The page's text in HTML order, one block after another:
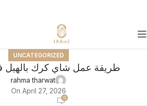
UNCATEGORIZED
طريقة عمل شاي كرك بالهيل في 5
‪rahma tharwat‬‏
On April 27, 2026
0